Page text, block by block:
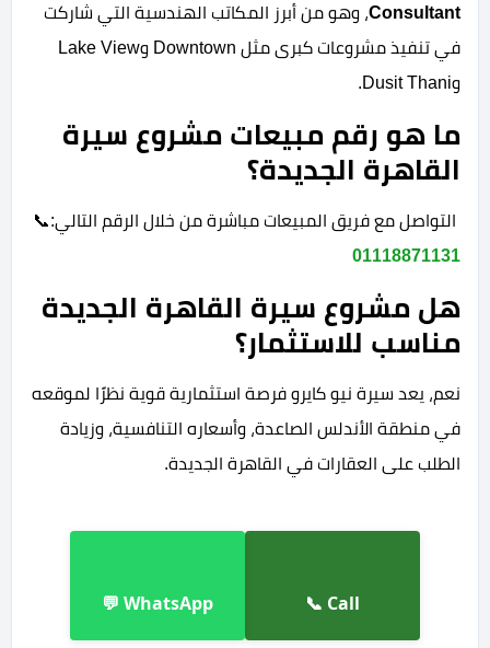
Consultant، وهو من أبرز المكاتب الهندسية التي شاركت
في تنفيذ مشروعات كبرى مثل Downtown وLake View
وDusit Thani.
ما هو رقم مبيعات مشروع سيرة
القاهرة الجديدة؟
التواصل مع فريق المبيعات مباشرة من خلال الرقم التالي:📞
01118871131
هل مشروع سيرة القاهرة الجديدة
مناسب للاستثمار؟
نعم، يعد سيرة نيو كايرو فرصة استثمارية قوية نظرًا لموقعه
في منطقة الأندلس الصاعدة، وأسعاره التنافسية، وزيادة
الطلب على العقارات في القاهرة الجديدة.
Call 📞
WhatsApp 💬